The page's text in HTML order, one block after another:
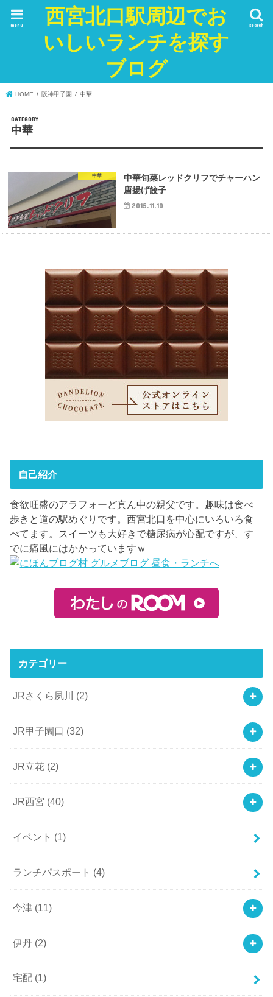
西宮北口駅周辺でお
いしいランチを探す
ブログ
search
menu
HOME 阪神甲子園 中華
中華
中華
中華旬菜レッドクリフでチャーハン
唐揚げ餃子
2015.11.10
自己紹介
食欲旺盛のアラフォーど真ん中の親父です。趣味は食べ
歩きと道の駅めぐりです。西宮北口を中心にいろいろ食
べてます。スイーツも大好きで糖尿病が心配ですが、す
でに痛風にはかかっていますｗ
カテゴリー
JRさくら夙川 (2)
JR甲子園口 (32)
JR立花 (2)
JR西宮 (40)
イベント (1)
ランチパスポート (4)
今津 (11)
伊丹 (2)
宅配 (1)